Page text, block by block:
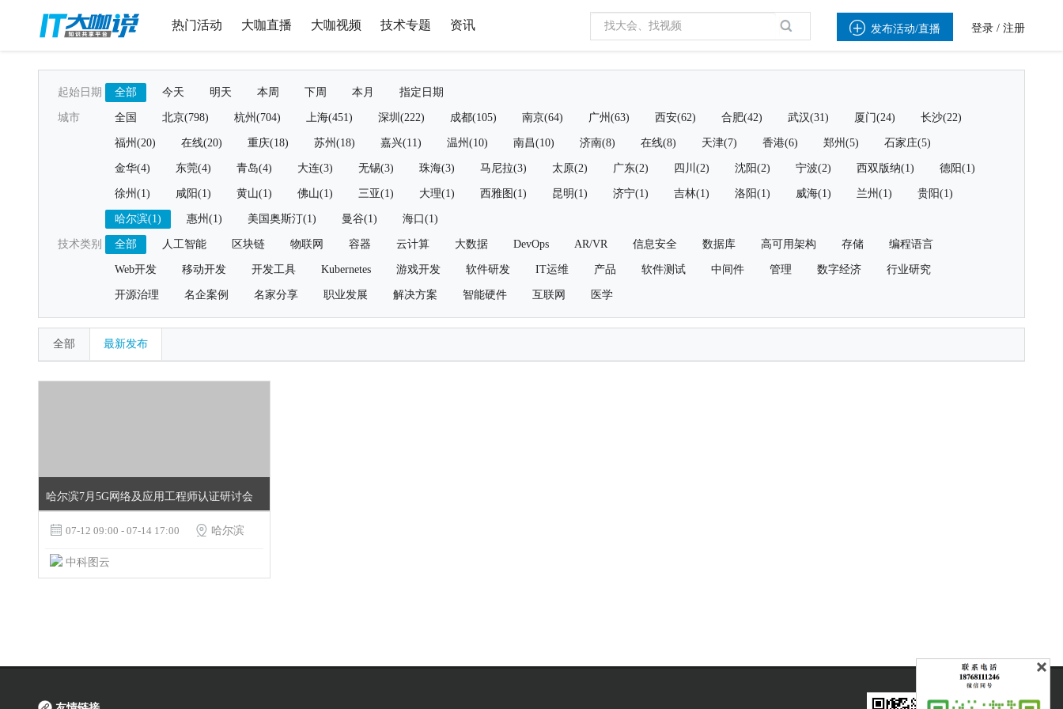
热门活动 大咖直播 大咖视频 技术专题 资讯  发布活动/直播 登录 / 注册
起始日期 全部 今天 明天 本周 下周 本月 指定日期
城市 全国 北京(798) 杭州(704) 上海(451) 深圳(222) 成都(105) 南京(64) 广州(63) 西安(62) 合肥(42) 武汉(31) 厦门(24) 长沙(22)
福州(20) 在线(20) 重庆(18) 苏州(18) 嘉兴(11) 温州(10) 南昌(10) 济南(8) 在线(8) 天津(7) 香港(6) 郑州(5) 石家庄(5)
金华(4) 东莞(4) 青岛(4) 大连(3) 无锡(3) 珠海(3) 马尼拉(3) 太原(2) 广东(2) 四川(2) 沈阳(2) 宁波(2) 西双版纳(1) 德阳(1)
徐州(1) 咸阳(1) 黄山(1) 佛山(1) 三亚(1) 大理(1) 西雅图(1) 昆明(1) 济宁(1) 吉林(1) 洛阳(1) 威海(1) 兰州(1) 贵阳(1)
哈尔滨(1) 惠州(1) 美国奥斯汀(1) 曼谷(1) 海口(1)
技术类别 全部 人工智能 区块链 物联网 容器 云计算 大数据 DevOps AR/VR 信息安全 数据库 高可用架构 存储 编程语言
Web开发 移动开发 开发工具 Kubernetes 游戏开发 软件研发 IT运维 产品 软件测试 中间件 管理 数字经济 行业研究
开源治理 名企案例 名家分享 职业发展 解决方案 智能硬件 互联网 医学
全部 最新发布
哈尔滨7月5G网络及应用工程师认证研讨会
 07-12 09:00 - 07-14 17:00  哈尔滨
中科图云